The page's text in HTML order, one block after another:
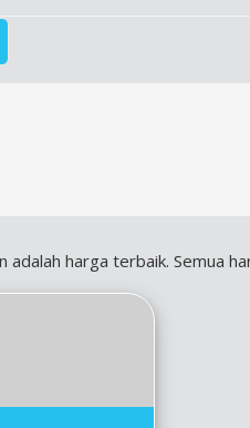
harga terbaik. Semua harga